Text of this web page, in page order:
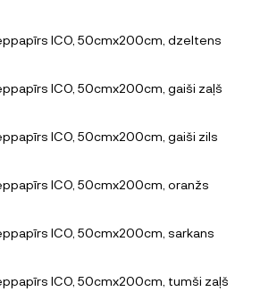
ICO, 50cmx200cm, dzeltens
ICO, 50cmx200cm, gaiši zaļš
ICO, 50cmx200cm, gaiši zils
ICO, 50cmx200cm, oranžs
ICO, 50cmx200cm, sarkans
ICO, 50cmx200cm, tumši zaļš